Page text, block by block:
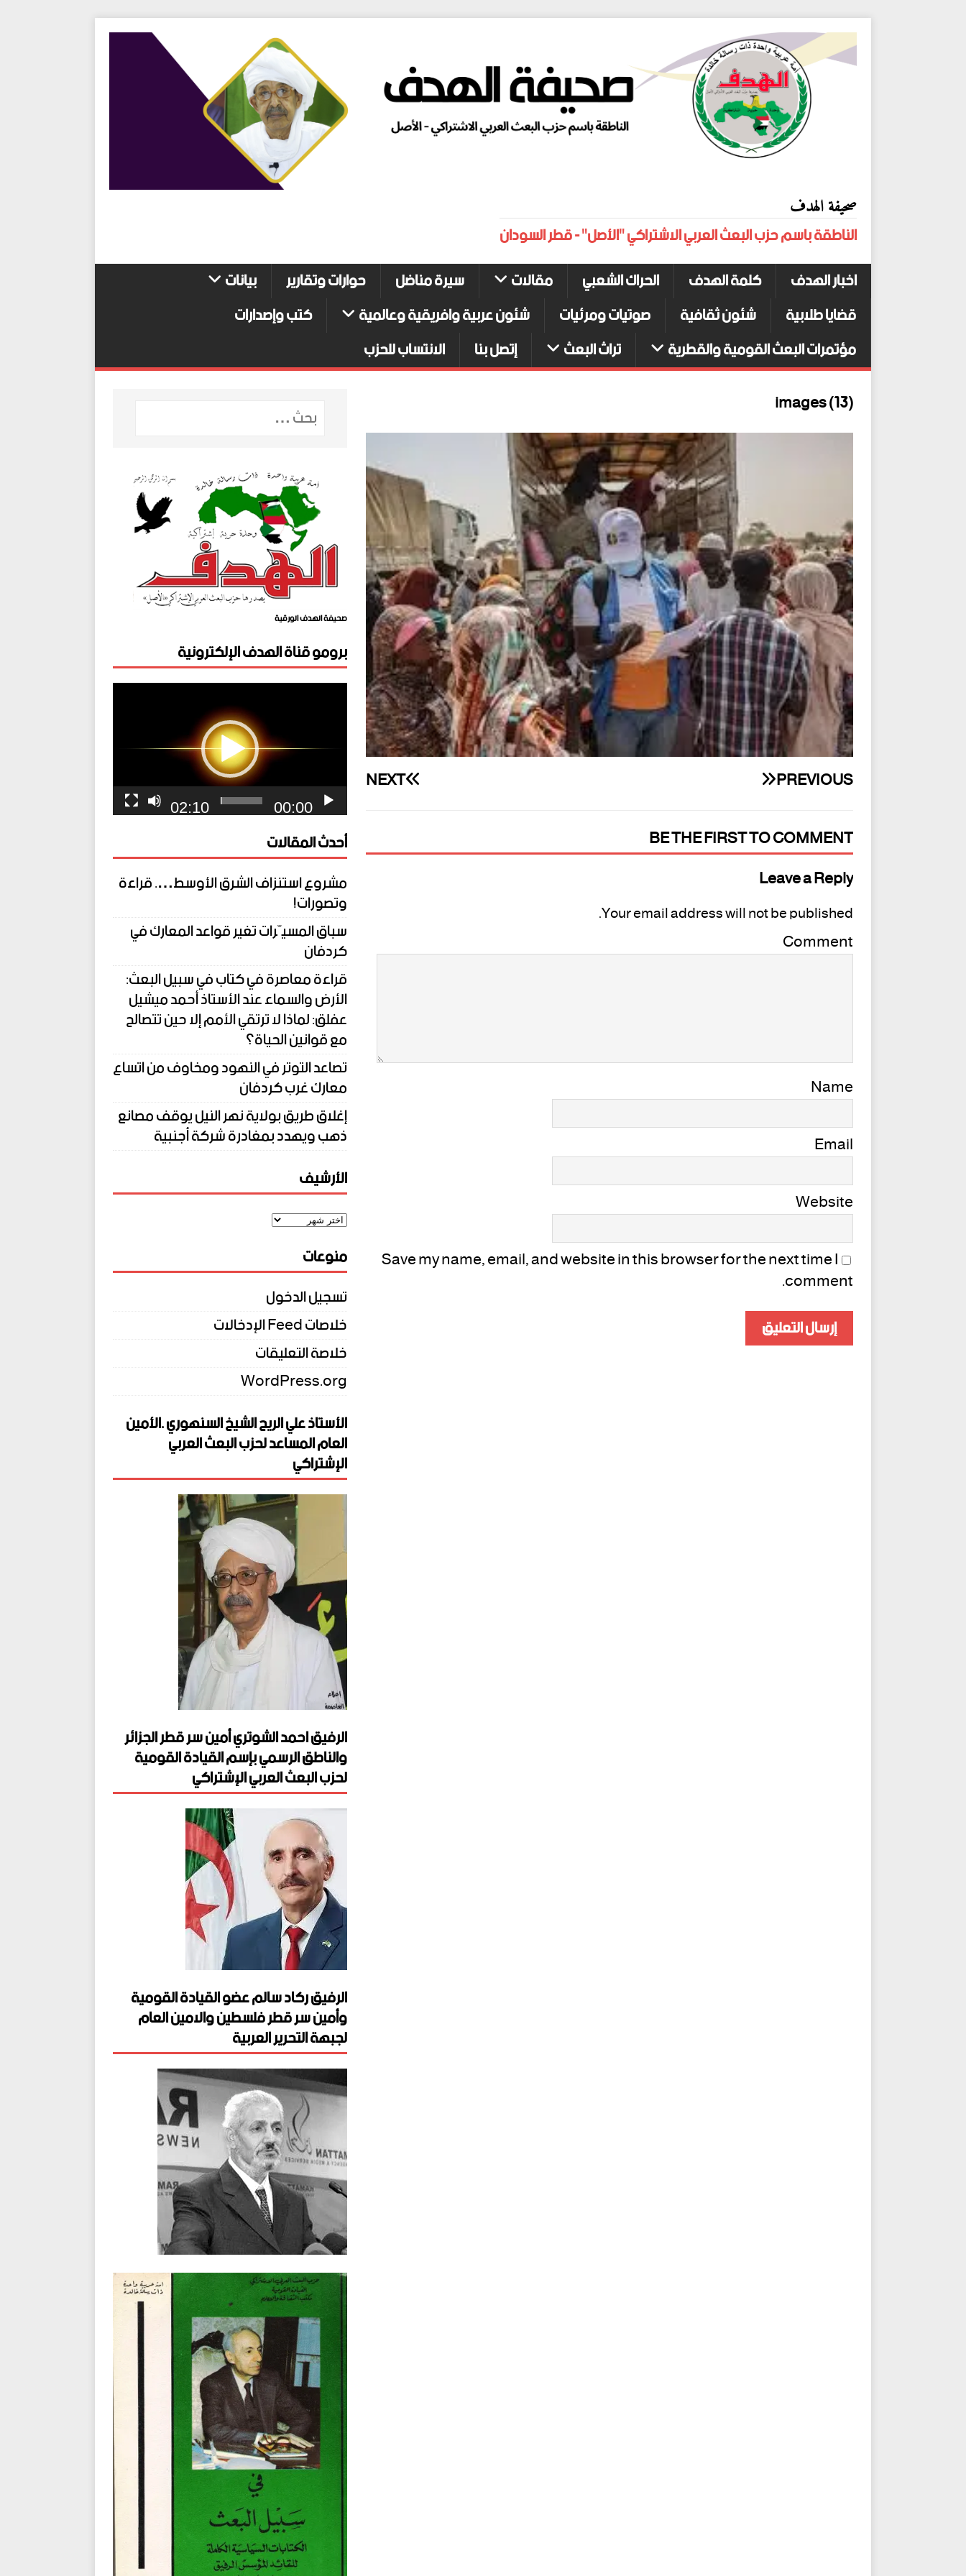
صحيفة الهدف
الناطقة باسم حزب البعث العربي الاشتراكي "الأصل" - قطر السودان
اخبار الهدف
كلمة الهدف الحراك الشعبي مقالات سيرة مناضل حوارات وتقارير
بيانات
قضايا طلابية
شئون ثقافية صوتيات ومرئيات شئون عربية وافريقية وعالمية
كتب وإصدارات
مؤتمرات البعث القومية والقطرية
تراث البعث إتصل بنا
الانتساب للحزب
images (13)
PREVIOUS
NEXT
BE THE FIRST TO COMMENT
Leave a Reply
Your email address will not be published.
Comment
Name
Email
Website
Save my name, email, and website in this browser for the next time I
comment.
صحيفة الهدف الورقية
برومو قناة الهدف الإلكترونية
مشغل
00:00
02:10
أحدث المقالات
مشروع استنزاف الشرق الأوسط…. قراءة
وتصورات!
سباق المسيّرات تغير قواعد المعارك في
كردفان
قراءة معاصرة في كتاب في سبيل البعث:
الأرض والسماء عند الأستاذ أحمد ميشيل
عفلق: لماذا لا ترتقي الأمم إلا حين تتصالح
مع قوانين الحياة؟
تصاعد التوتر في النهود ومخاوف من اتساع
معارك غرب كردفان
إغلاق طريق بولاية نهر النيل يوقف مصانع
ذهب ويهدد بمغادرة شركة أجنبية
الأرشيف
منوعات
تسجيل الدخول
خلاصات Feed الإدخالات
خلاصة التعليقات
WordPress.org
الأستاذ علي الريح الشيخ السنهوري .الأمين
العام المساعد لحزب البعث العربي
الإشتراكي
الرفيق احمد الشوتري أمين سر قطر الجزائر
والناطق الرسمي بإسم القيادة القومية
لحزب البعث العربي الإشتراكي
الرفيق ركاد سالم عضو القيادة القومية
وأمين سر قطر فلسطين والامين العام
لجبهة التحرير العربية